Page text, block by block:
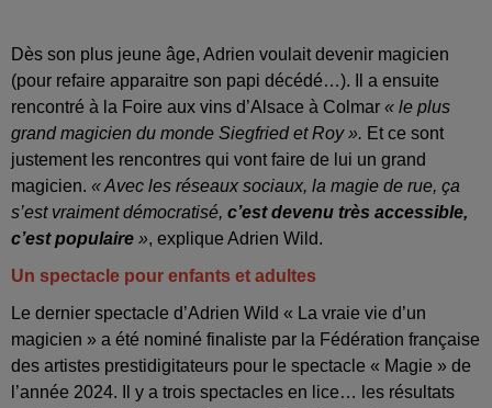
Dès son plus jeune âge, Adrien voulait devenir magicien
(pour refaire apparaitre son papi décédé…). Il a ensuite
rencontré à la Foire aux vins d’Alsace à Colmar « le plus
grand magicien du monde Siegfried et Roy ». Et ce sont
justement les rencontres qui vont faire de lui un grand
magicien. « Avec les réseaux sociaux, la magie de rue, ça
s’est vraiment démocratisé, c’est devenu très accessible,
c’est populaire », explique Adrien Wild.
Un spectacle pour enfants et adultes
Le dernier spectacle d’Adrien Wild « La vraie vie d’un
magicien » a été nominé finaliste par la Fédération française
des artistes prestidigitateurs pour le spectacle « Magie » de
l’année 2024. Il y a trois spectacles en lice… les résultats